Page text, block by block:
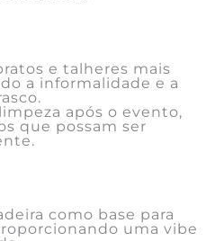
e talheres mais
a informalidade e a
após o evento,
que possam ser
como base para
uma vibe